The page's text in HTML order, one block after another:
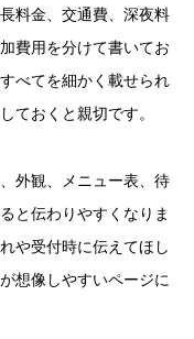
料金、交通費、深夜料
費用を分けて書いてお
べてを細かく載せられ
ておくと親切です。
外観、メニュー表、待
と伝わりやすくなりま
や受付時に伝えてほし
想像しやすいページに